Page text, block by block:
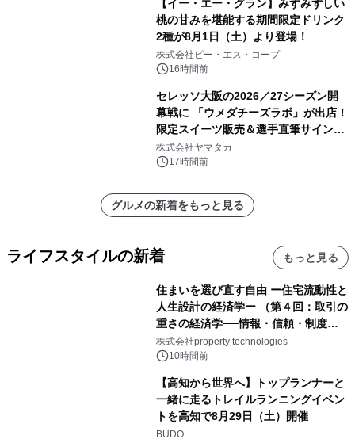
【イー・エー・グラン】みずみずしい
桃の甘みを堪能する期間限定ドリンク
2種が8月1日（土）より登場！
株式会社ピー・エス・コープ
16時間前
セレッソ大阪の2026／27シーズン開
幕戦に 「ウメダチーズラボ」が出店！
限定スイーツ販売＆選手直筆サイング
ッズが当たる抽選会を 8月8日に開催
株式会社ヤマタカ
17時間前
グルメの新着をもっと見る
ライフスタイルの新着 もっと見る
住まいを選び直す自由 ー住宅流動性と
人生設計の経済学ー （第４回：取引の
重さの経済学──情報・信頼・制度を
PropTechはどう組み替えるか）｜
PropTech-Lab
株式会社property technologies
10時間前
【高知から世界へ】トップランナーと
一緒に走るトレイルランニングイベン
トを高知で8月29日（土）開催
BUDO